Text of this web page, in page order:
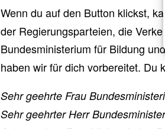
Wenn du auf den Button klickst,
der Regierungsparteien, die
Bundesministerium für Bildung
haben wir für dich vorbereitet. Du
Sehr geehrte Frau
Sehr geehrter Herr